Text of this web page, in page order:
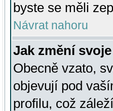
byste se měli
Návrat nahoru
Jak změní
Obecně vzato,
objevují pod
profilu, což